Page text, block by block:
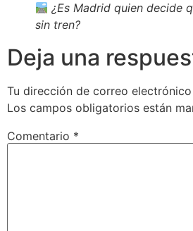
¿Es Madrid quien decide
sin tren?
Deja una
Tu dirección de correo
Los campos obligatorios están
Comentario *